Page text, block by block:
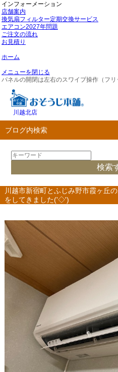
インフォーメーション
店舗案内
換気扇フィルター定期交換サービス
エアコン2027年問題
ご注文の流れ
お見積り
ホーム
メニューを閉じる
パネルの開閉は左右のスワイプ操作（フ
川越北店
ブログ内検索
川越市新宿町とふじみ野市霞ヶ丘
をしてきました('◇')ゞ